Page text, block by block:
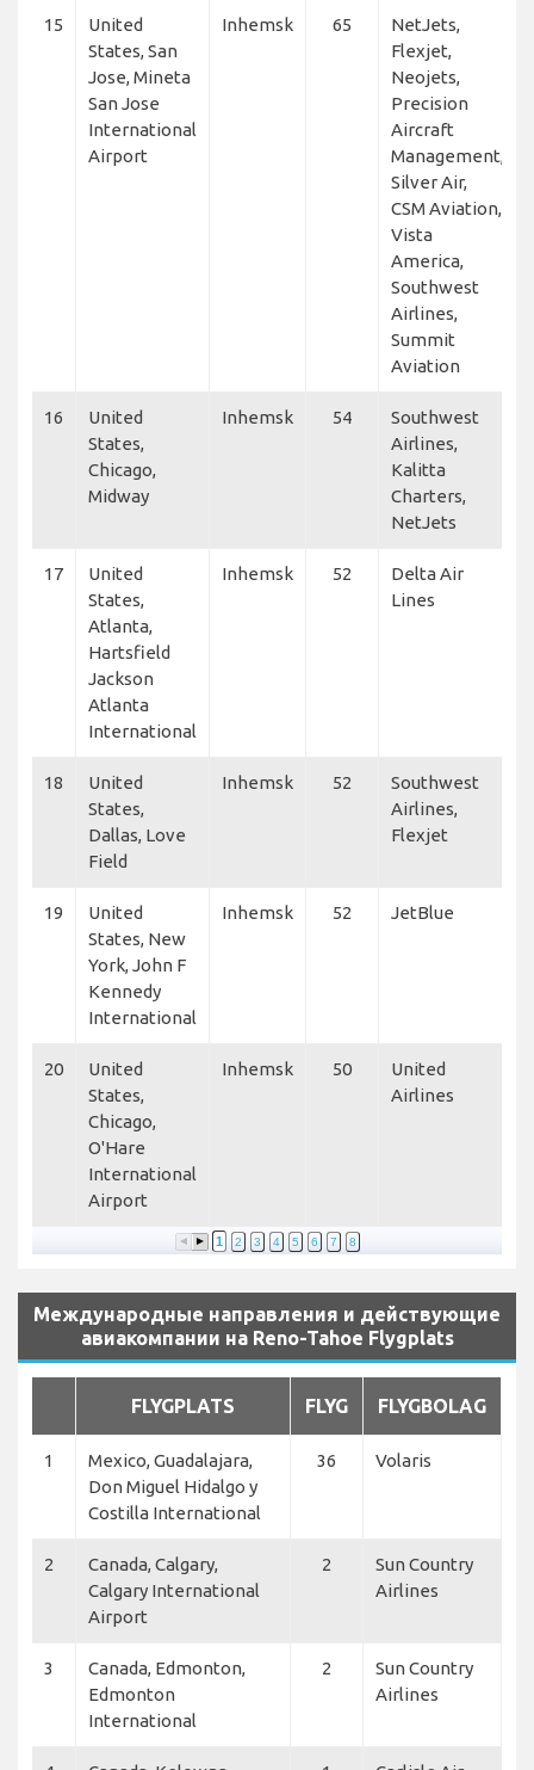
15
United
States, San
Jose, Mineta
San Jose
International
Airport
Inhemsk 65
NetJets,
Flexjet,
Neojets,
Precision
Aircraft
Management,
Silver Air,
CSM Aviation,
Vista
America,
Southwest
Airlines,
Summit
Aviation
16
United
States,
Chicago,
Midway
Inhemsk 54
Southwest
Airlines,
Kalitta
Charters,
NetJets
17
United
States,
Atlanta,
Hartsfield
Jackson
Atlanta
International
Inhemsk 52
Delta Air
Lines
18
United
States,
Dallas, Love
Field
Inhemsk 52
Southwest
Airlines,
Flexjet
19
United
States, New
York, John F
Kennedy
International
Inhemsk 52 JetBlue
20
United
States,
Chicago,
O'Hare
International
Airport
Inhemsk 50
United
Airlines
1 2 3 4 5 6 7 8
Международные направления и действующие
авиакомпании на Reno-Tahoe Flygplats
FLYGPLATS FLYG FLYGBOLAG
1
Mexico, Guadalajara,
Don Miguel Hidalgo y
Costilla International
36 Volaris
2
Canada, Calgary,
Calgary International
Airport
2
Sun Country
Airlines
3
Canada, Edmonton,
Edmonton
International
2
Sun Country
Airlines